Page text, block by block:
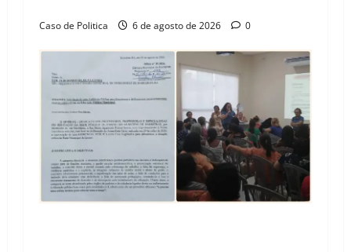
Caso de Politica 6 de agosto de 2026 0